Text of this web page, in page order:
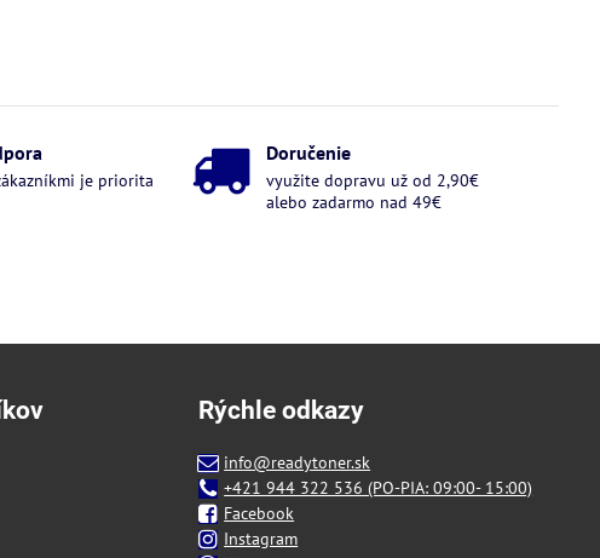
je priorita
Doručenie
využite dopravu už od 2,90€
alebo zadarmo nad 49€
Rýchle odkazy
info@readytoner.sk
+421 944 322 536 (PO-PIA: 09:00- 15:00)
Facebook
Instagram